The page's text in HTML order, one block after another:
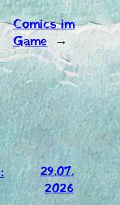
Comics im
Game →
29.07.
2026